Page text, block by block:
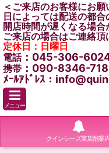
＜ご来店のお客様にお願
日によっては配送の都合
開店時間が遅くなる場合
ご来店の場合はご連絡頂
定休日：日曜日
電話：045-306-6024
携帯 ：090-8346-
ﾒｰﾙｱﾄﾞﾚｽ：
メニュー
クインシーズ実店舗案